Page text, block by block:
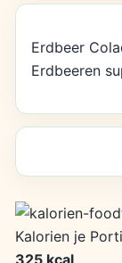
Erdbeer
Erdbeeren
Kalorien je
325 kcal